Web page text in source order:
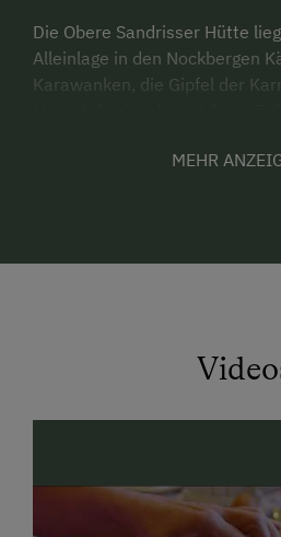
Die Obere Sandrisser Hütte
Alleinlage in den Nockbergen
Karawanken, die Gipfel der
Saunaundein kleiner
Das Peternöckl, der
direkt vor der Hüttentüre
Am Rückweg lädt der Bergsee
eine Abkühlung ein. Im
MEHR